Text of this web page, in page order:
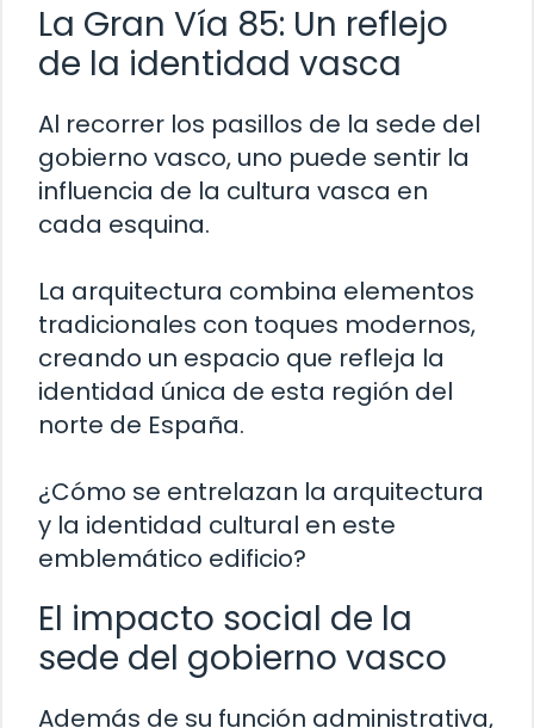
La Gran Vía 85: Un reflejo
de la identidad vasca
Al recorrer los pasillos de la sede del
gobierno vasco, uno puede sentir la
influencia de la cultura vasca en
cada esquina.
La arquitectura combina elementos
tradicionales con toques modernos,
creando un espacio que refleja la
identidad única de esta región del
norte de España.
¿Cómo se entrelazan la arquitectura
y la identidad cultural en este
emblemático edificio?
El impacto social de la
sede del gobierno vasco
Además de su función administrativa,